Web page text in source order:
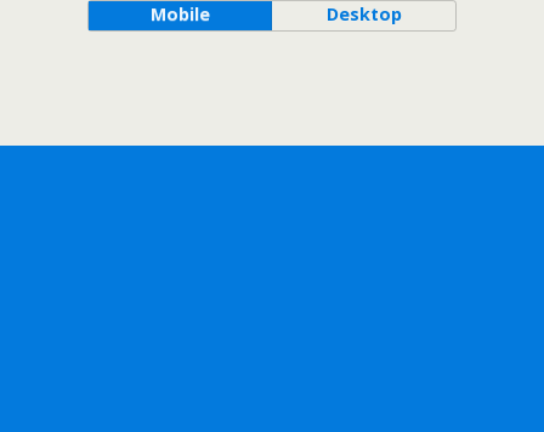
Mobile Desktop